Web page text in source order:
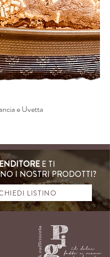
e Uvetta
E TI
I NOSTRI PRODOTTI?
LISTINO